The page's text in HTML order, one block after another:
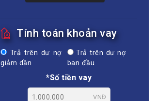
Tính toán khoản vay
Trả trên dư nợ
giảm dần
Trả trên dư nợ
ban đầu
*Số tiền vay
VNĐ